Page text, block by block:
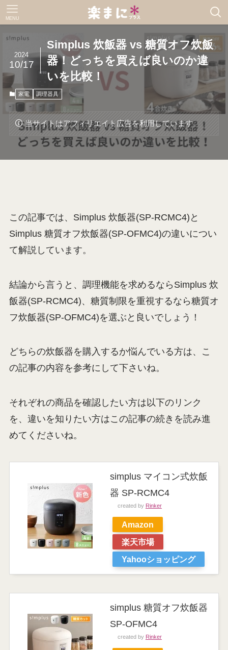
MENU
Simplus 炊飯器 vs 糖質オフ炊飯
器！どっちを買えば良いのか違
いを比較！
2024
10/17
家電 調理器具
当サイトはアフィリエイト広告を利用しています。
この記事では、Simplus 炊飯器(SP-RCMC4)と
Simplus 糖質オフ炊飯器(SP-OFMC4)の違いについ
て解説しています。
結論から言うと、調理機能を求めるならSimplus 炊
飯器(SP-RCMC4)、糖質制限を重視するなら糖質オ
フ炊飯器(SP-OFMC4)を選ぶと良いでしょう！
どちらの炊飯器を購入するか悩んでいる方は、こ
の記事の内容を参考にして下さいね。
それぞれの商品を確認したい方は以下のリンク
を、違いを知りたい方はこの記事の続きを読み進
めてくださいね。
simplus マイコン式炊飯
器 SP-RCMC4
created by Rinker
Amazon
楽天市場
Yahooショッピング
simplus 糖質オフ炊飯器
SP-OFMC4
created by Rinker